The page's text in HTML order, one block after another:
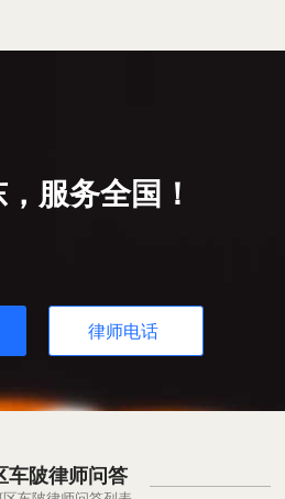
服务全国！
律师电话
车陂律师问答